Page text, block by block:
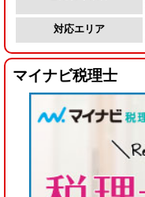
対応エリア
マイナビ税理士